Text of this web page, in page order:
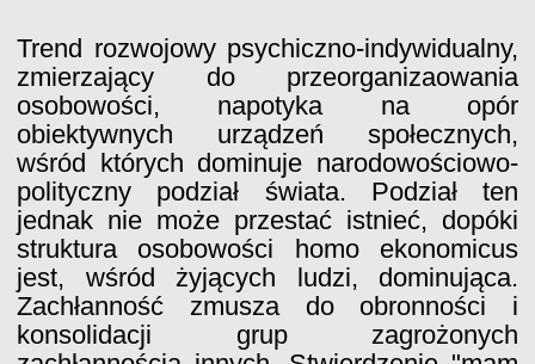
Trend rozwojowy psychiczno-indywidualny,
zmierzający do przeorganizaowania
osobowości, napotyka na opór
obiektywnych urządzeń społecznych,
wśród których dominuje narodowościowo-
polityczny podział świata. Podział ten
jednak nie może przestać istnieć, dopóki
struktura osobowości homo ekonomicus
jest, wśród żyjących ludzi, dominująca.
Zachłanność zmusza do obronności i
konsolidacji grup zagrożonych